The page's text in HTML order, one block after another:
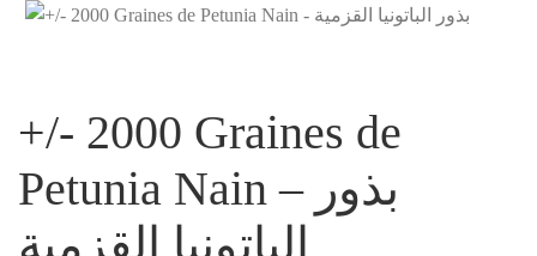
+/- 2000 Graines de
Petunia Nain – بذور
الباتونيا القزمية